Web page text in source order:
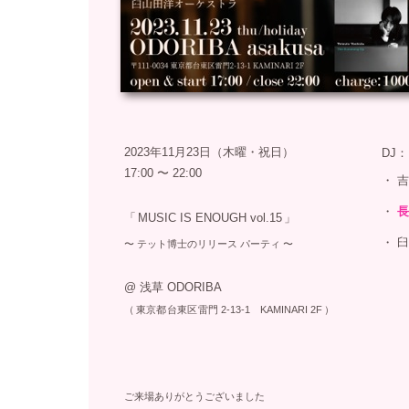
2023年11月23日（木曜・祝日）
17:00 〜 22:00
「 MUSIC IS ENOUGH vol.15 」
〜 テット博士のリリース パーティ 〜
@ 浅草 ODORIBA
（ 東京都台東区雷門 2-13-1 KAMINARI 2F ）
ご来場ありがとうございました
DJ：
・
・
・